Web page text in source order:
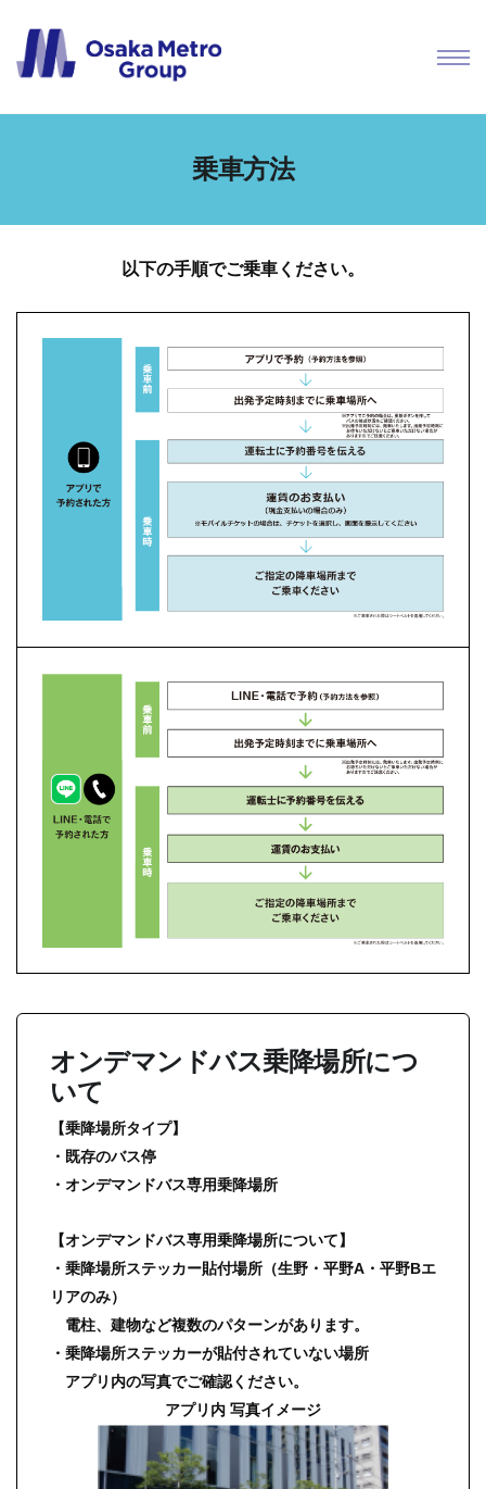
乗車方法
以下の手順でご乗車ください。
オンデマンドバス乗降場所につ
いて
【乗降場所タイプ】
・既存のバス停
・オンデマンドバス専用乗降場所
【オンデマンドバス専用乗降場所について】
・乗降場所ステッカー貼付場所（生野・平野A・平野Bエ
リアのみ）
電柱、建物など複数のパターンがあります。
・乗降場所ステッカーが貼付されていない場所
アプリ内の写真でご確認ください。
アプリ内 写真イメージ